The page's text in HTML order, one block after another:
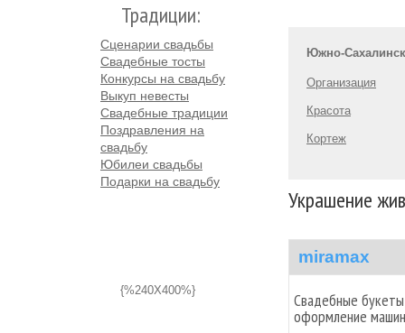
Традиции:
Сценарии свадьбы
Свадебные тосты
Конкурсы на свадьбу
Выкуп невесты
Свадебные традиции
Поздравления на
свадьбу
Юбилеи свадьбы
Подарки на свадьбу
{%240X400%}
Южно-Сахалинск
Организация
Красота
Кортеж
Украшение
miramax
Свадебные
оформление